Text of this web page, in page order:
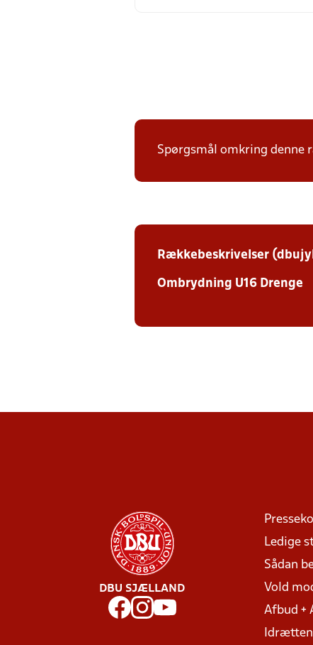
Spørgsmål omkring denne
Rækkebeskrivelser
Ombrydning U16 Drenge
DBU SJÆLLAND
Ledige
Sådan
Vold
Afbud +